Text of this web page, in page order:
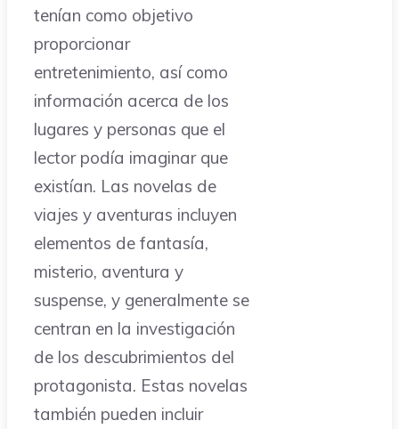
tenían como objetivo
proporcionar
entretenimiento, así como
información acerca de los
lugares y personas que el
lector podía imaginar que
existían. Las novelas de
viajes y aventuras incluyen
elementos de fantasía,
misterio, aventura y
suspense, y generalmente se
centran en la investigación
de los descubrimientos del
protagonista. Estas novelas
también pueden incluir